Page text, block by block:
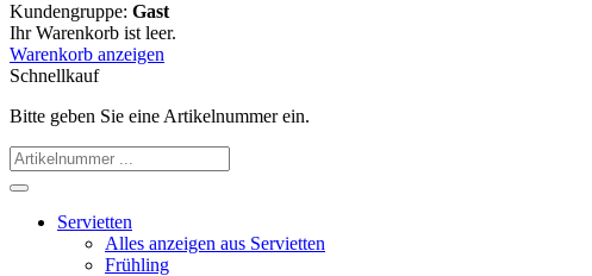
Kundengruppe: Gast
Ihr Warenkorb ist leer.
Warenkorb anzeigen
Schnellkauf
Bitte geben Sie eine Artikelnummer ein.
Servietten
Alles anzeigen aus Servietten
Frühling